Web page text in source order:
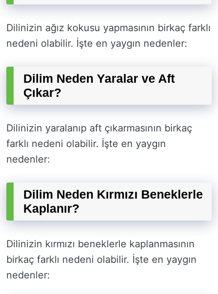
Dilinizin ağız kokusu yapmasının birkaç farklı
nedeni olabilir. İşte en yaygın nedenler:
Dilim Neden Yaralar ve Aft
Çıkar?
Dilinizin yaralanıp aft çıkarmasının birkaç
farklı nedeni olabilir. İşte en yaygın
nedenler:
Dilim Neden Kırmızı Beneklerle
Kaplanır?
Dilinizin kırmızı beneklerle kaplanmasının
birkaç farklı nedeni olabilir. İşte en yaygın
nedenler: